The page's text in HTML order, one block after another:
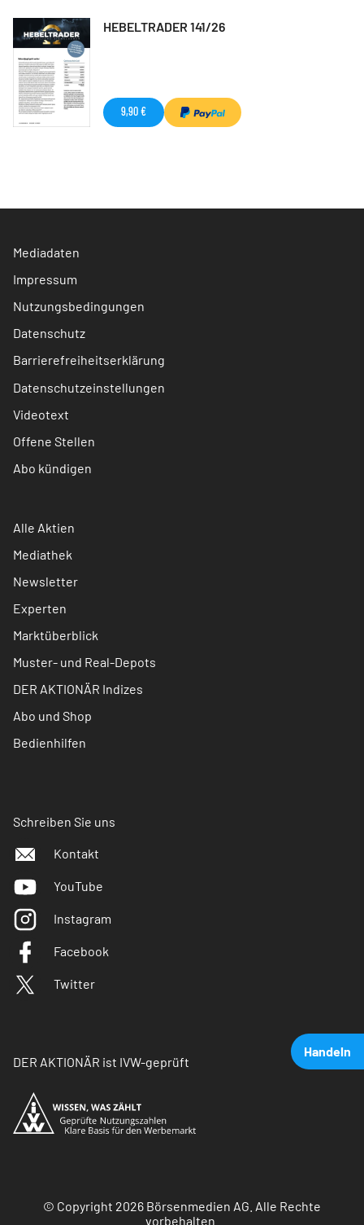
Handeln
HEBELTRADER 141/26
9,90 €
Mediadaten
Impressum
Nutzungsbedingungen
Datenschutz
Barrierefreiheitserklärung
Datenschutzeinstellungen
Videotext
Offene Stellen
Abo kündigen
Alle Aktien
Mediathek
Newsletter
Experten
Marktüberblick
Muster- und Real-Depots
DER AKTIONÄR Indizes
Abo und Shop
Bedienhilfen
Schreiben Sie uns
Kontakt
YouTube
Instagram
Facebook
Twitter
DER AKTIONÄR ist IVW-geprüft
© Copyright 2026 Börsenmedien AG. Alle Rechte
vorbehalten.